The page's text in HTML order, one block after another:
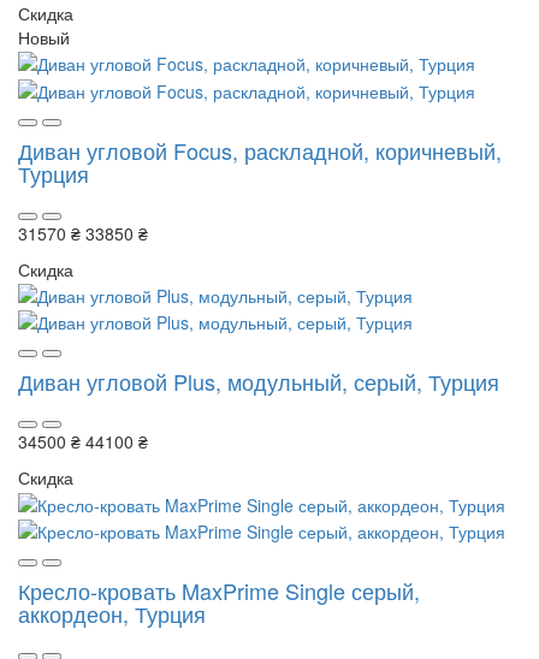
Скидка
Новый
Диван угловой Focus, раскладной, коричневый,
Турция
31570 ₴ 33850 ₴
Скидка
Диван угловой Plus, модульный, серый, Турция
34500 ₴ 44100 ₴
Скидка
Кресло-кровать MaxPrime Single серый,
аккордеон, Турция